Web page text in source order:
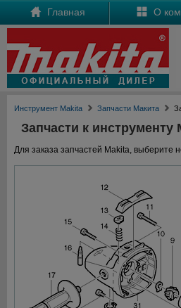
Главная О
Инструмент Makita Запчасти Макита
Запчасти к инструменту
Для заказа запчастей Makita, выберите